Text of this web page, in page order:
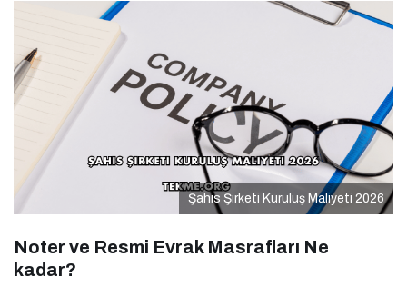
Şahıs Şirketi Kuruluş Maliyeti 2026
Noter ve Resmi Evrak Masrafları Ne
kadar?